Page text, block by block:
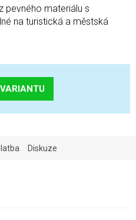
pevného materiálu s
na turistická a městská
Diskuze